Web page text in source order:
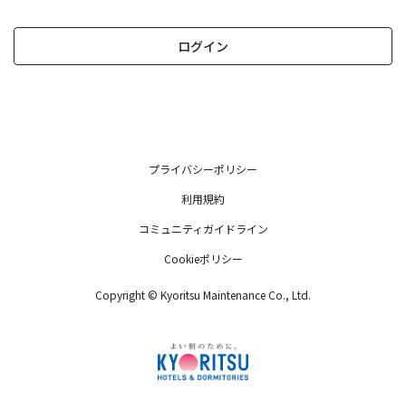
ログイン
プライバシーポリシー
利用規約
コミュニティガイドライン
Cookieポリシー
Copyright © Kyoritsu Maintenance Co., Ltd.